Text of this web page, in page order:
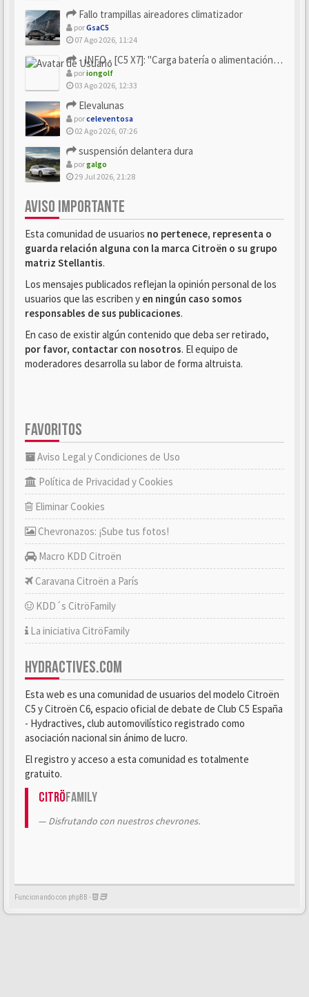
Fallo trampillas aireadores climatizador
porGsaC5
07 Ago 2026, 11:24
- INFO - [C5 X7]: "Carga batería o alimentación eléctri...
poriongolf
03 Ago 2026, 12:33
Elevalunas
porceleventosa
02 Ago 2026, 07:26
suspensión delantera dura
porgalgo
29 Jul 2026, 21:28
AVISO IMPORTANTE
Esta comunidad de usuarios no pertenece, representa o
guarda relación alguna con la marca Citroën o su grupo
matriz Stellantis.
Los mensajes publicados reflejan la opinión personal de los
usuarios que las escriben y en ningún caso somos
responsables de sus publicaciones.
En caso de existir algún contenido que deba ser retirado,
por favor, contactar con nosotros. El equipo de
moderadores desarrolla su labor de forma altruista.
FAVORITOS
Aviso Legal y Condiciones de Uso
Política de Privacidad y Cookies
Eliminar Cookies
Chevronazos: ¡Sube tus fotos!
Macro KDD Citroën
Caravana Citroën a París
KDD´s CitröFamily
La iniciativa CitröFamily
HYDRACTIVES.COM
Esta web es una comunidad de usuarios del modelo Citroën
C5 y Citroën C6, espacio oficial de debate de Club C5 España
- Hydractives, club automovilístico registrado como
asociación nacional sin ánimo de lucro.
El registro y acceso a esta comunidad es totalmente
gratuito.
CitröFamily
Disfrutando con nuestros chevrones.
Funcionando con phpBB -